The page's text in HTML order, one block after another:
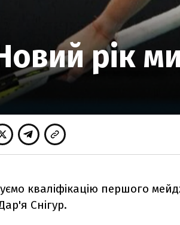
рік
кваліфікацію першого
Снігур.